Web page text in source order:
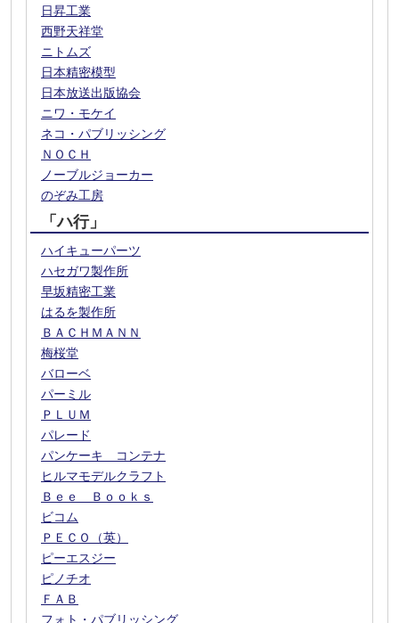
日昇工業
西野天祥堂
ニトムズ
日本精密模型
日本放送出版協会
ニワ・モケイ
ネコ・パブリッシング
ＮＯＣＨ
ノーブルジョーカー
のぞみ工房
「ハ行」
ハイキューパーツ
ハセガワ製作所
早坂精密工業
はるを製作所
ＢＡＣＨＭＡＮＮ
梅桜堂
バローベ
パーミル
ＰＬＵＭ
パレード
パンケーキ コンテナ
ヒルマモデルクラフト
Ｂｅｅ Ｂｏｏｋｓ
ビコム
ＰＥＣＯ（英）
ピーエスジー
ピノチオ
ＦＡＢ
フォト・パブリッシング